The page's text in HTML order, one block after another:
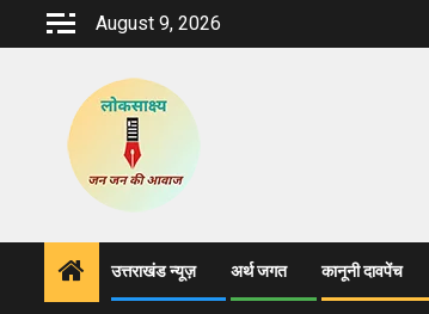
August 9, 2026
उत्तराखंड न्यूज़ अर्थ जगत कानूनी दावपेंच